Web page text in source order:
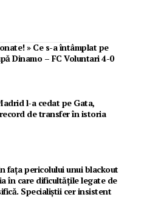
» Ce s-a întâmplat pe
Dinamo – FC Voluntari 4-0
l-a cedat pe Gata,
de transfer în istoria
fața pericolului unui blackout
în care dificultățile legate de
Specialiștii cer insistent